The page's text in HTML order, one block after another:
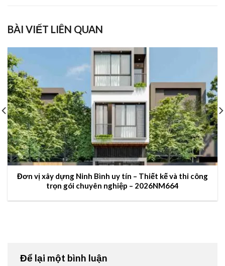
BÀI VIẾT LIÊN QUAN
Đơn vị xây dựng Ninh Bình uy tín – Thiết kế và thi công
trọn gói chuyên nghiệp – 2026NM664
Để lại một bình luận